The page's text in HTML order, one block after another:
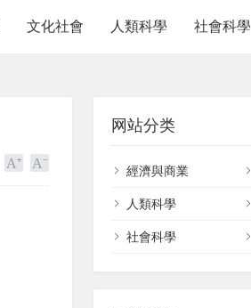
文化社會 人類科學 社會科學
网站分类
經濟與商業
人類科學
社會科學